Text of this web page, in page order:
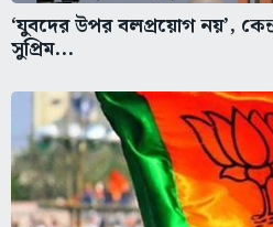
‘যুবদের উপর বলপ্রয়োগ নয়’,
সুপ্রিম...